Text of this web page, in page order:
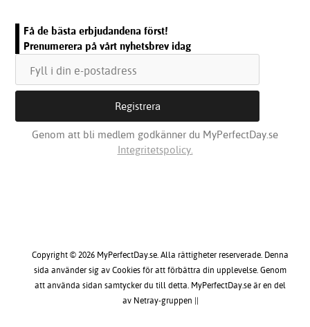
Få de bästa erbjudandena först!
Prenumerera på vårt nyhetsbrev idag
Genom att bli medlem godkänner du MyPerfectDay.se
Integritetspolicy.
Copyright © 2026 MyPerfectDay.se. Alla rättigheter reserverade. Denna
sida använder sig av Cookies för att förbättra din upplevelse. Genom
att använda sidan samtycker du till detta. MyPerfectDay.se är en del
av Netray-gruppen ||